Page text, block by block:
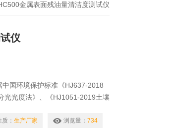
金属表面残油量清洁度测试仪
仪
国环境保护标准《HJ637-2018
光光度法》、《HJ1051-2019土壤
行研发制造，该仪器主要检测地表
： 生产厂家 浏览量： 734